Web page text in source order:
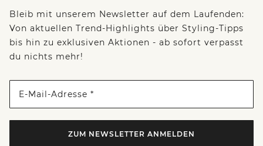
Bleib mit unserem Newsletter auf dem Laufenden:
Von aktuellen Trend-Highlights über Styling-Tipps
bis hin zu exklusiven Aktionen - ab sofort verpasst
du nichts mehr!
E-Mail-Adresse *
ZUM NEWSLETTER ANMELDEN